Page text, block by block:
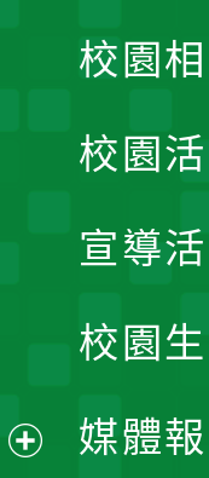
校園
校園
宣導
校園
媒體